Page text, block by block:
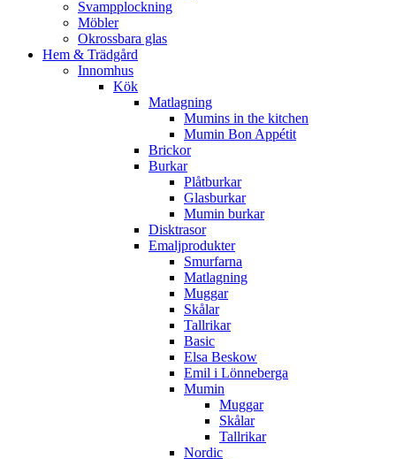
Svampplockning
Möbler
Okrossbara glas
Hem & Trädgård
Innomhus
Kök
Matlagning
Mumins in the kitchen
Mumin Bon Appétit
Brickor
Burkar
Plåtburkar
Glasburkar
Mumin burkar
Disktrasor
Emaljprodukter
Smurfarna
Matlagning
Muggar
Skålar
Tallrikar
Basic
Elsa Beskow
Emil i Lönneberga
Mumin
Muggar
Skålar
Tallrikar
Nordic